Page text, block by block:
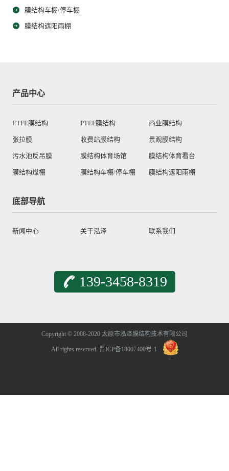
膜结构车棚/停车棚
膜结构遮阳雨棚
产品中心
ETFE膜结构 PTEF膜结构 商业膜结构
张拉膜 收费站膜结构 景观膜结构
污水池反吊膜 膜结构体育场馆 膜结构体育看台
膜结构煤棚 膜结构车棚/停车棚 膜结构遮阳雨棚
底部导航
新闻中心 关于泓泽 联系我们
139-3458-8319
Copyright © 2008-2020 太原市泓泽膜结构技术有限公司
All rights reserved. 晋ICP备18007400号-1